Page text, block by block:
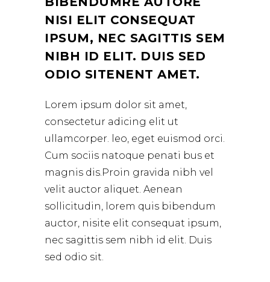
NISI ELIT CONSEQUAT
IPSUM, NEC SAGITTIS SEM
NIBH ID ELIT. DUIS SED
ODIO SITENENT AMET.
Lorem ipsum dolor sit amet,
consectetur adicing elit ut
ullamcorper. leo, eget euismod orci.
Cum sociis natoque penati bus et
magnis dis.Proin gravida nibh vel
velit auctor aliquet. Aenean
sollicitudin, lorem quis bibendum
auctor, nisite elit consequat ipsum,
nec sagittis sem nibh id elit. Duis
sed odio sit.